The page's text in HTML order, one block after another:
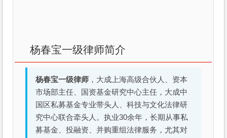
杨春宝一级律师简介
杨春宝一级律师 ，大成上海高级合伙人、资本
市场部主任、国资基金研究中心主任，大成中
国区私募基金专业带头人、科技与文化法律研
究中心联合牵头人。执业30余年，长期从事私
募基金、投融资、并购重组法律服务，尤其对